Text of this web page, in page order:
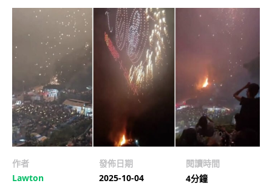
作者
Lawton
發佈日期
2025-10-04
閱讀時間
4分鐘